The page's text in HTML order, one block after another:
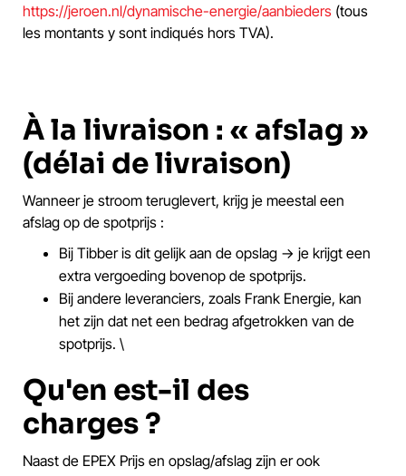
https://jeroen.nl/dynamische-energie/aanbieders (tous
les montants y sont indiqués hors TVA).
À la livraison : « afslag »
(délai de livraison)
Wanneer je stroom teruglevert, krijg je meestal een
afslag op de spotprijs :
Bij Tibber is dit gelijk aan de opslag → je krijgt een
extra vergoeding bovenop de spotprijs.
Bij andere leveranciers, zoals Frank Energie, kan
het zijn dat net een bedrag afgetrokken van de
spotprijs. \
Qu'en est-il des
charges ?
Naast de EPEX Prijs en opslag/afslag zijn er ook